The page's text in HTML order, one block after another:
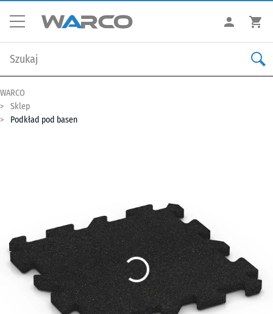
WARCO
Sklep
Podkład pod basen